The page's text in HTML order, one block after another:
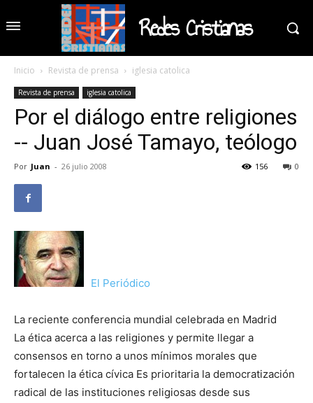
Redes Cristianas
Inicio Revista de prensa iglesia catolica
Revista de prensa iglesia catolica
Por el diálogo entre religiones
-- Juan José Tamayo, teólogo
Por Juan - 26 julio 2008 0
156
El Periódico
La reciente conferencia mundial celebrada en Madrid
La ética acerca a las religiones y permite llegar a
consensos en torno a unos mínimos morales que
fortalecen la ética cívica Es prioritaria la democratización
radical de las instituciones religiosas desde sus